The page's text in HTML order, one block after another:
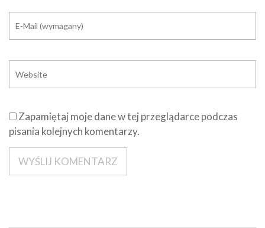
Zapamiętaj moje dane w tej przeglądarce podczas
pisania kolejnych komentarzy.